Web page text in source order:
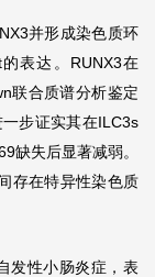
并形成染色质环
表达。RUNX3在
联合质谱分析鉴定
步证实其在ILC3s
缺失后显著减弱。
存在特异性染色质
发性小肠炎症，表